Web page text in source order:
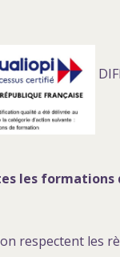
les formations
respectent les